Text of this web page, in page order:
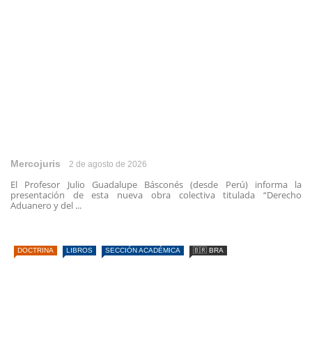
Mercojuris 2 de agosto de 2026
El Profesor Julio Guadalupe Básconés (desde Perú) informa la
presentación de esta nueva obra colectiva titulada “Derecho
Aduanero y del ...
DOCTRINA LIBROS SECCIÓN ACADÉMICA 🇧🇷 BRA